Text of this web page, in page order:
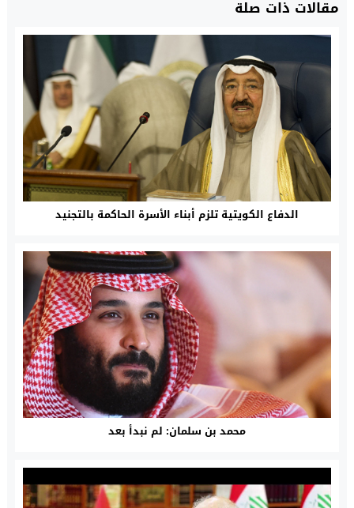
مقالات ذات صلة
الدفاع الكويتية تلزم أبناء الأسرة الحاكمة بالتجنيد
محمد بن سلمان: لم نبدأ بعد